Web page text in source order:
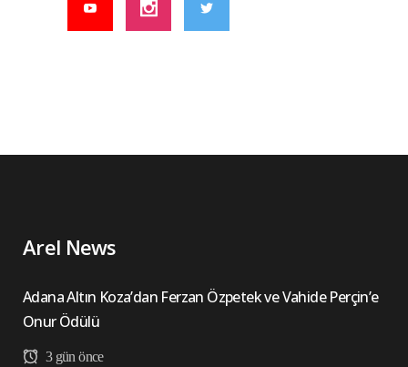
Arel News
Adana Altın Koza’dan Ferzan Özpetek ve Vahide Perçin’e
Onur Ödülü
3 gün önce